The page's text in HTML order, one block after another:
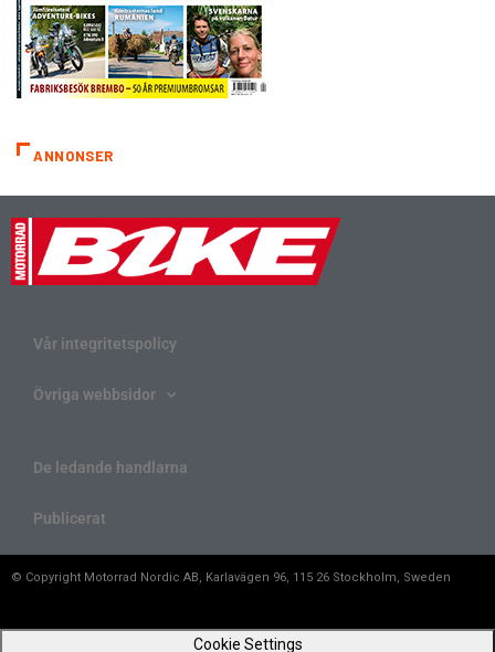
ANNONSER
Vår integritetspolicy
Övriga webbsidor
De ledande handlarna
Publicerat
© Copyright Motorrad Nordic AB, Karlavägen 96, 115 26 Stockholm, Sweden
Cookie Settings